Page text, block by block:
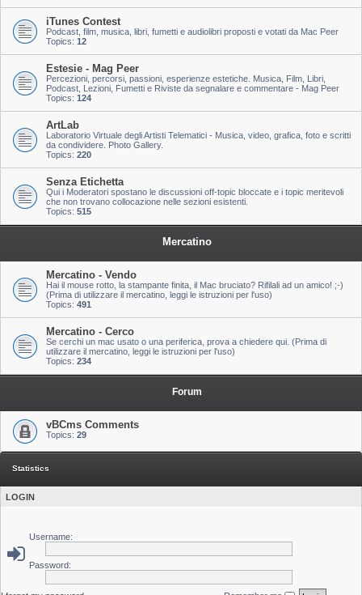
iTunes Contest
Podcast, film, musica, libri, fumetti e audiolibri proposti e votati da Mac Peer
Topics: 12
Estesie - Mag Peer
Percezioni, percorsi, passioni, esperienze estetiche. Musica, Film, Libri,
Podcast, Lezioni, Fumetti e Riviste da segnalare e commentare - Mag Peer
Topics: 124
ArtLab
Laboratorio Virtuale degli Artisti Telematici - Musica, video, grafica, foto e scritti
da condividere. Photo Gallery.
Topics: 220
Senza Etichetta
Qui i Moderatori spostano le discussioni off-topic bloccate e i topic meritevoli
che non trovano collocazione nelle sezioni esistenti.
Topics: 515
Mercatino
Mercatino - Vendo
Hai il mouse rotto, la stampante finita, il Mac bruciato? Rifilali ad un amico! ;-)
(Prima di utilizzare il mercatino, leggi le istruzioni per l'uso)
Topics: 491
Mercatino - Cerco
Se cerchi un mac usato o una periferica, prova a chiedere qui. (Prima di
utilizzare il mercatino, leggi le istruzioni per l'uso)
Topics: 234
Forum
vBCms Comments
Topics: 29
Statistics
LOGIN
Username:
Password: